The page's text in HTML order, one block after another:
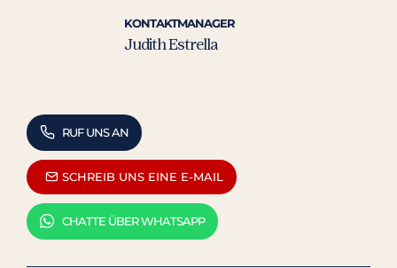
KONTAKTMANAGER
Judith Estrella
RUF UNS AN
SCHREIB UNS EINE E-MAIL
CHATTE ÜBER WHATSAPP